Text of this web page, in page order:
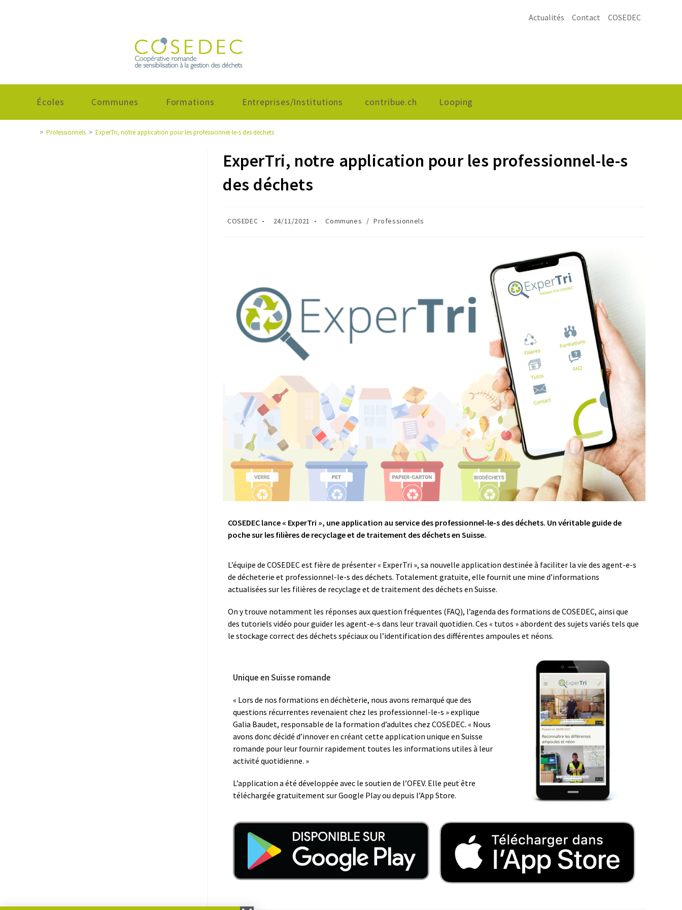
Actualités Contact COSEDEC
Écoles Communes Formations Entreprises/Institutions contribue.ch Looping
> Professionnels > ExperTri, notre application pour les professionnel-le-s des déchets
ExperTri, notre application pour les professionnel-le-s
des déchets
COSEDEC 24/11/2021 Communes / Professionnels
COSEDEC lance « ExperTri », une application au service des professionnel-le-s des déchets. Un véritable guide de
poche sur les filières de recyclage et de traitement des déchets en Suisse.
L’équipe de COSEDEC est fière de présenter « ExperTri », sa nouvelle application destinée à faciliter la vie des agent-e-s
de décheterie et professionnel-le-s des déchets. Totalement gratuite, elle fournit une mine d’informations
actualisées sur les filières de recyclage et de traitement des déchets en Suisse.
On y trouve notamment les réponses aux question fréquentes (FAQ), l’agenda des formations de COSEDEC, ainsi que
des tutoriels vidéo pour guider les agent-e-s dans leur travail quotidien. Ces « tutos » abordent des sujets variés tels que
le stockage correct des déchets spéciaux ou l’identification des différentes ampoules et néons.
Unique en Suisse romande
« Lors de nos formations en déchèterie, nous avons remarqué que des
questions récurrentes revenaient chez les professionnel-le-s » explique
Galia Baudet, responsable de la formation d’adultes chez COSEDEC. « Nous
avons donc décidé d’innover en créant cette application unique en Suisse
romande pour leur fournir rapidement toutes les informations utiles à leur
activité quotidienne. »
L’application a été développée avec le soutien de l’OFEV. Elle peut être
téléchargée gratuitement sur Google Play ou depuis l’App Store.